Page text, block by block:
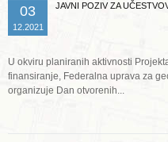
03
12.2021
JAVNI POZIV ZA
U okviru planiranih aktivnosti
finansiranje, Federalna uprava za
organizuje Dan otvorenih...